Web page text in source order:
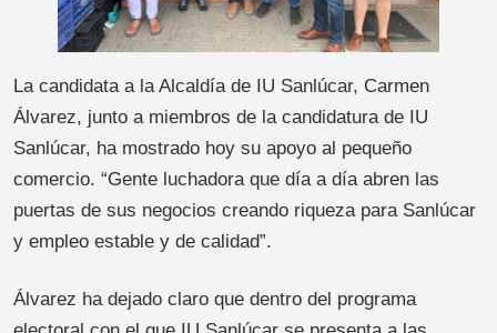
La candidata a la Alcaldía de IU Sanlúcar, Carmen
Álvarez, junto a miembros de la candidatura de IU
Sanlúcar, ha mostrado hoy su apoyo al pequeño
comercio. “Gente luchadora que día a día abren las
puertas de sus negocios creando riqueza para Sanlúcar
y empleo estable y de calidad”.
Álvarez ha dejado claro que dentro del programa